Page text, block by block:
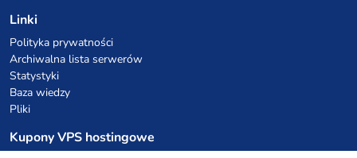
Linki
Polityka prywatności
Archiwalna lista serwerów
Statystyki
Baza wiedzy
Pliki
Kupony VPS hostingowe